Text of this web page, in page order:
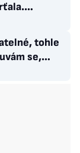
tohle
se,